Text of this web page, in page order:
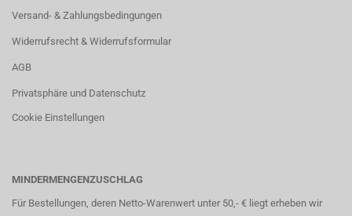
Versand- & Zahlungsbedingungen
Widerrufsrecht & Widerrufsformular
AGB
Privatsphäre und Datenschutz
Cookie Einstellungen
MINDERMENGENZUSCHLAG
Für Bestellungen, deren Netto-Warenwert unter 50,- € liegt erheben wir